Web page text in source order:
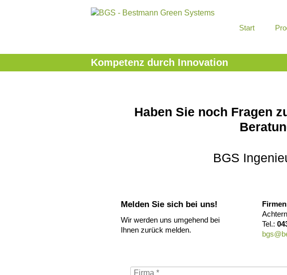
Navigation
Start
Kompetenz durch Innovation
Haben Sie noch Fragen
BGS
Melden Sie sich bei uns!
Wir werden uns umgehend bei
Ihnen zurück melden.
Tel.: